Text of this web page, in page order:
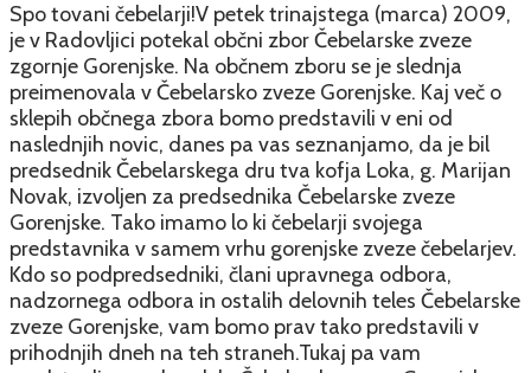
Spo tovani čebelarji!V petek trinajstega (marca) 2009,
je v Radovljici potekal občni zbor Čebelarske zveze
zgornje Gorenjske. Na občnem zboru se je slednja
preimenovala v Čebelarsko zveze Gorenjske. Kaj več o
sklepih občnega zbora bomo predstavili v eni od
naslednjih novic, danes pa vas seznanjamo, da je bil
predsednik Čebelarskega dru tva kofja Loka, g. Marijan
Novak, izvoljen za predsednika Čebelarske zveze
Gorenjske. Tako imamo lo ki čebelarji svojega
predstavnika v samem vrhu gorenjske zveze čebelarjev.
Kdo so podpredsedniki, člani upravnega odbora,
nadzornega odbora in ostalih delovnih teles Čebelarske
zveze Gorenjske, vam bomo prav tako predstavili v
prihodnjih dneh na teh straneh.Tukaj pa vam